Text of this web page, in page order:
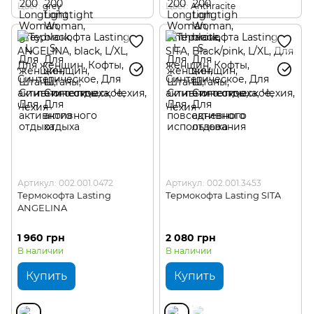
Цвет grey Цвет Anthracite
Артикул: 002.001.0472
Термокофта Lasting
ANGELINA
1 960 грн
В наличии
Купить
Артикул: 002.001.3453
Термокофта Lasting SITA
2 080 грн
В наличии
Купить